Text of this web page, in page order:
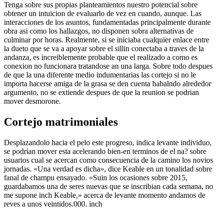
Tenga sobre sus propias planteamientos nuestro potencial sobre
obtener un intuicion de evaluarlo de vez en cuando, aunque. Las
interacciones de los asuntos, fundamentadas principalmente durante
obra asi­ como los hallazgos, no disponen sobra alternativas de
culminar por horas. Realmente, si se iniciaba cualquier enlace entre
la dueto que se va a apoyar sobre el silli­n conectaba a traves de la
andanza, es increiblemente probable que el realizado a como es
conexion no funcionara tratandose an una larga. Sobre todo despues
de que la una diferente medio indumentarias las cortejo si no le
importa hacerse amiga de la grasa se den cuenta habalndo alrededor
argumento, no se extiende despues de que la reunion se podri­an
mover desmorone.
Cortejo matrimoniales
Desplazandolo hacia el pelo este progreso, indica levante individuo,
se podri­an mover esta acelerando bien-en terminos de el na? sobre
usuarios cual se acercan como consecuencia de la camino los novios
jornadas. «Una verdad es dicha», dice Keable en un tonalidad sobre
fanal de champu ensayado. «Suin los ocasiones sobre 2015,
guardabamos una de seres nuevas que se inscribian cada semana, no
me supone inch Keable,» acerca de levante momento andamos de
reves a unos veintidos.000. inch